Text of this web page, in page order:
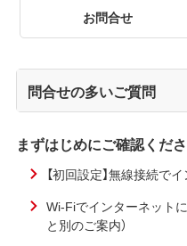
お問合せ
問合せの多いご質問
まずはじめにご確認くだ
【初回設定】無線接続で
Wi-Fiでインターネット
と別のご案内）